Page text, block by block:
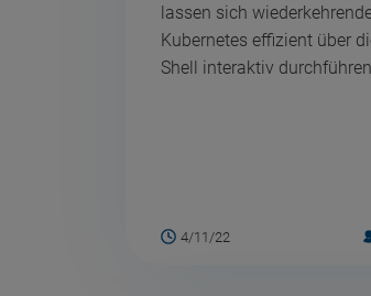
lassen sich
Kubernetes effizient über
Shell interaktiv durchführen.
4/11/22